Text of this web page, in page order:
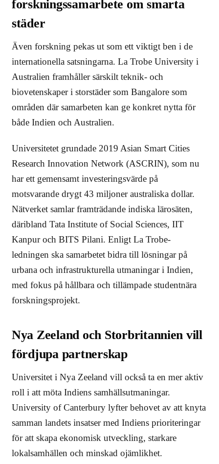
forskningssamarbete om smarta
städer
Även forskning pekas ut som ett viktigt ben i de
internationella satsningarna. La Trobe University i
Australien framhåller särskilt teknik- och
biovetenskaper i storstäder som Bangalore som
områden där samarbeten kan ge konkret nytta för
både Indien och Australien.
Universitetet grundade 2019 Asian Smart Cities
Research Innovation Network (ASCRIN), som nu
har ett gemensamt investeringsvärde på
motsvarande drygt 43 miljoner australiska dollar.
Nätverket samlar framträdande indiska lärosäten,
däribland Tata Institute of Social Sciences, IIT
Kanpur och BITS Pilani. Enligt La Trobe-
ledningen ska samarbetet bidra till lösningar på
urbana och infrastrukturella utmaningar i Indien,
med fokus på hållbara och tillämpade studentnära
forskningsprojekt.
Nya Zeeland och Storbritannien vill
fördjupa partnerskap
Universitet i Nya Zeeland vill också ta en mer aktiv
roll i att möta Indiens samhällsutmaningar.
University of Canterbury lyfter behovet av att knyta
samman landets insatser med Indiens prioriteringar
för att skapa ekonomisk utveckling, starkare
lokalsamhällen och minskad ojämlikhet.